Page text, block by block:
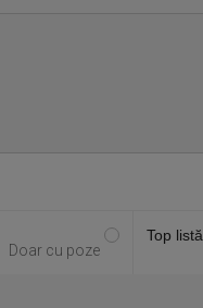
Doar cu poze